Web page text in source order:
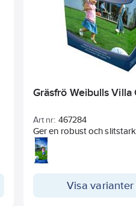
Gräsfrö Weibulls Villa
Art nr: 467284
Ger en robust och
som etablerar sig mycket
räcker till 30-40 m². 3 kg
120 m².
(15%) och engelskt rajgräs
Visa varianter